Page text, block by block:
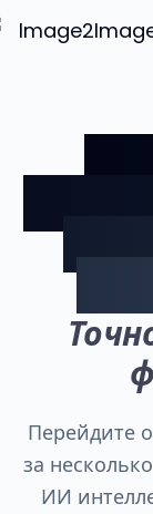
ИИ ИИ-
Перейдите
за
ИИ